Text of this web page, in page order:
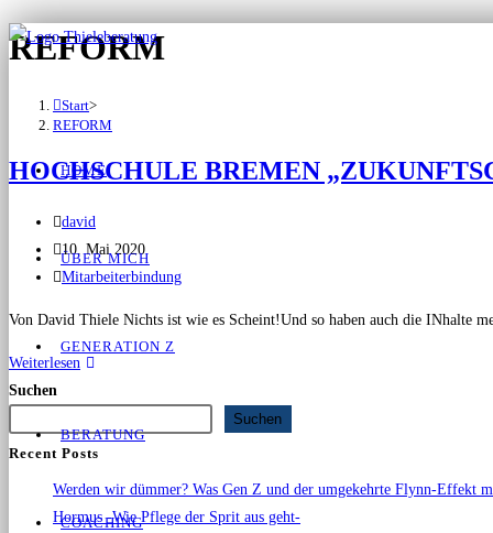
HOME
ÜBER MICH
GENERATION Z
BERATUNG
COACHING
REFORM
Start>
REFORM
HOCHSCHULE BREMEN
david
10. Mai 2020
Mitarbeiterbindung
Von David Thiele Nichts ist wie es Scheint!Und so haben auch die INhalte
Weiterlesen
Suchen
Suchen
Recent Posts
Werden wir dümmer? Was Gen Z und der umgekehrte Flynn-Effekt
Hormus -Wie Pflege der Sprit aus geht-